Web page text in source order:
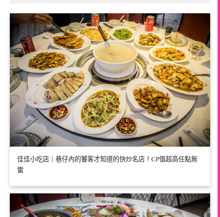
佳佳小吃店｜巷仔內的饕客才知道的快炒名店！CP值超高任點無
雷